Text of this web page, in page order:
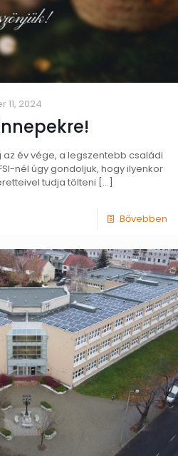
11, 2024
év vége, a legszentebb családi
nél úgy gondoljuk, hogy ilyenkor
tudja tölteni […]
Bővebben